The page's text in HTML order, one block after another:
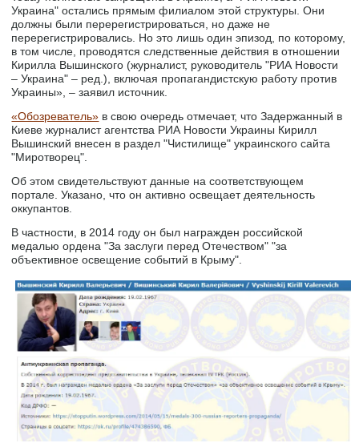
Украина" остались прямым филиалом этой структуры. Они
должны были перерегистрироваться, но даже не
перерегистрировались. Но это лишь один эпизод, по которому,
в том числе, проводятся следственные действия в отношении
Кирилла Вышинского (журналист, руководитель "РИА Новости
– Украина" – ред.), включая пропагандистскую работу против
Украины», – заявил источник.
«Обозреватель» в свою очередь отмечает, что Задержанный в
Киеве журналист агентства РИА Новости Украины Кирилл
Вышинский внесен в раздел "Чистилище" украинского сайта
"Миротворец".
Об этом свидетельствуют данные на соответствующем
портале. Указано, что он активно освещает деятельность
оккупантов.
В частности, в 2014 году он был награжден российской
медалью ордена "За заслуги перед Отечеством" "за
объективное освещение событий в Крыму".